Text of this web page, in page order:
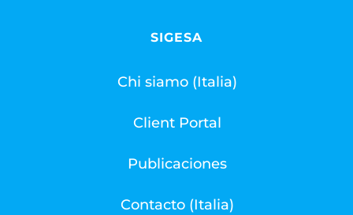
SIGESA
Chi siamo (Italia)
Client Portal
Publicaciones
Contacto (Italia)